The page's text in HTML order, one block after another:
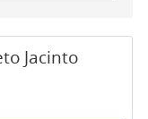
Jacinto